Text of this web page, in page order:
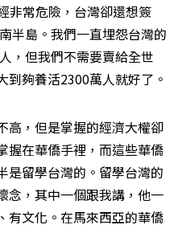
非常危險，台灣卻還想簽
半島。我們一直埋怨台灣的
，但我們不需要賣給全世
到夠養活2300萬人就好了。
高，但是掌握的經濟大權卻
握在華僑手裡，而這些華僑
是留學台灣的。留學台灣的
念，其中一個跟我講，他一
有文化。在馬來西亞的華僑